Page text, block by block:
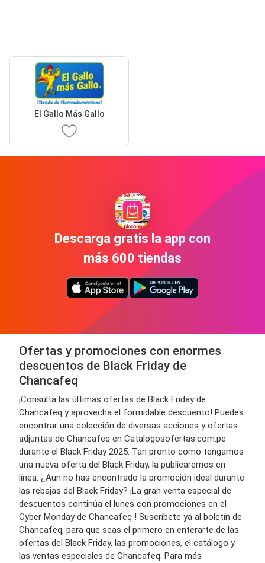
El Gallo Más Gallo
Descarga gratis la app con
más 600 tiendas
Ofertas y promociones con enormes
descuentos de Black Friday de
Chancafeq
¡Consulta las últimas ofertas de Black Friday de
Chancafeq y aprovecha el formidable descuento! Puedes
encontrar una colección de diversas acciones y ofertas
adjuntas de Chancafeq en Catalogosofertas.com.pe
durante el Black Friday 2025. Tan pronto como tengamos
una nueva oferta del Black Friday, la publicaremos en
línea. ¿Aun no has encontrado la promoción ideal durante
las rebajas del Black Friday? ¡La gran venta especial de
descuentos continúa el lunes con promociones en el
Cyber Monday de Chancafeq ! Suscríbete ya al boletín de
Chancafeq, para que seas el primero en enterarte de las
ofertas del Black Friday, las promociones, el catálogo y
las ventas especiales de Chancafeq. Para más